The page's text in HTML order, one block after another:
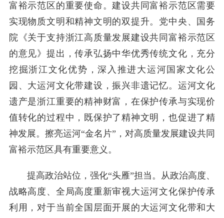
富裕示范区的重要使命。建设共同富裕示范区需要
实现物质文明和精神文明的双提升。党中央、国务
院《关于支持浙江高质量发展建设共同富裕示范区
的意见》提出，传承弘扬中华优秀传统文化，充分
挖掘浙江文化优势，深入推进大运河国家文化公
园、大运河文化带建设，振兴非遗记忆。运河文化
遗产是浙江重要的精神财富，在保护传承与实现价
值转化的过程中，既保护了精神文明，也促进了精
神发展。擦亮运河“金名片”，对高质量发展建设共同
富裕示范区具有重要意义。
提高政治站位，强化“头雁”担当。从政治高度、
战略高度、全局高度重新审视大运河文化保护传承
利用，对于当前全国层面开展的大运河文化带和大